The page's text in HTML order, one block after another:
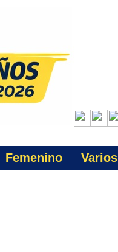
Femenino Varios